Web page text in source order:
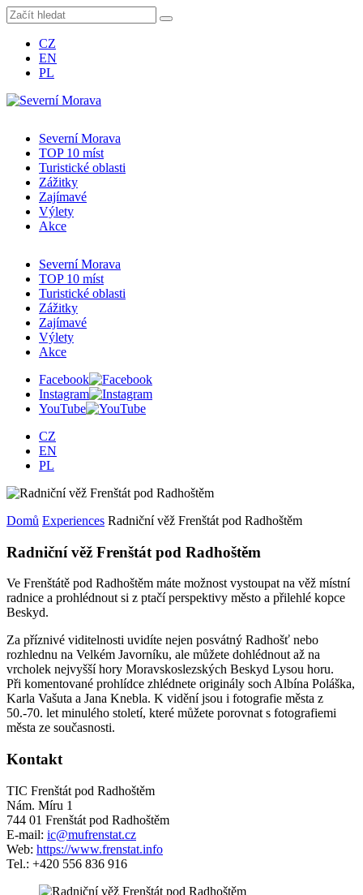
CZ
EN
PL
Severní Morava
TOP 10 míst
Turistické oblasti
Zážitky
Zajímavé
Výlety
Akce
Severní Morava
TOP 10 míst
Turistické oblasti
Zážitky
Zajímavé
Výlety
Akce
Facebook
Instagram
YouTube
CZ
EN
PL
Domů Experiences Radniční věž Frenštát pod Radhoštěm
Radniční věž Frenštát pod Radhoštěm
Ve Frenštátě pod Radhoštěm máte možnost vystoupat na věž místní
radnice a prohlédnout si z ptačí perspektivy město a přilehlé kopce
Beskyd.
Za příznivé viditelnosti uvidíte nejen posvátný Radhošť nebo
rozhlednu na Velkém Javorníku, ale můžete dohlédnout až na
vrcholek nejvyšší hory Moravskoslezských Beskyd Lysou horu.
Při komentované prohlídce zhlédnete originály soch Albína Poláška,
Karla Vašuta a Jana Knebla. K vidění jsou i fotografie města z
50.-70. let minulého století, které můžete porovnat s fotografiemi
města ze současnosti.
Kontakt
TIC Frenštát pod Radhoštěm
Nám. Míru 1
744 01 Frenštát pod Radhoštěm
E-mail: ic@mufrenstat.cz
Web: https://www.frenstat.info
Tel.: +420 556 836 916